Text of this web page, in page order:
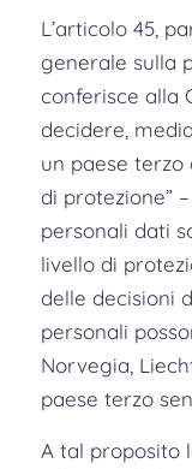
L’articolo 45,
generale sulla
conferisce alla
decidere,
un paese terzo
di protezione”
personali dati
livello di
delle decisioni
personali
Norvegia,
paese terzo
A tal proposito